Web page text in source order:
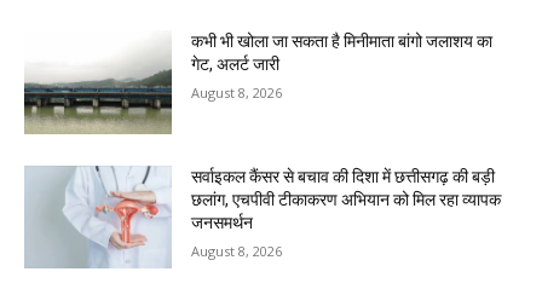
कभी भी खोला जा सकता है मिनीमाता बांगो जलाशय का
गेट, अलर्ट जारी
August 8, 2026
सर्वाइकल कैंसर से बचाव की दिशा में छत्तीसगढ़ की बड़ी
छलांग, एचपीवी टीकाकरण अभियान को मिल रहा व्यापक
जनसमर्थन
August 8, 2026